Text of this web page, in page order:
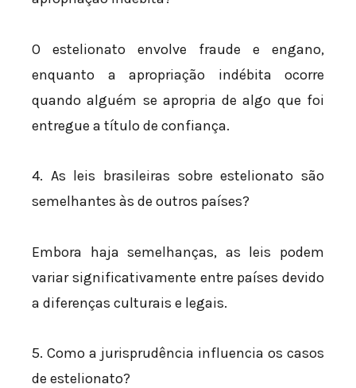
O estelionato envolve fraude e engano,
enquanto a apropriação indébita ocorre
quando alguém se apropria de algo que foi
entregue a título de confiança.
4. As leis brasileiras sobre estelionato são
semelhantes às de outros países?
Embora haja semelhanças, as leis podem
variar significativamente entre países devido
a diferenças culturais e legais.
5. Como a jurisprudência influencia os casos
de estelionato?